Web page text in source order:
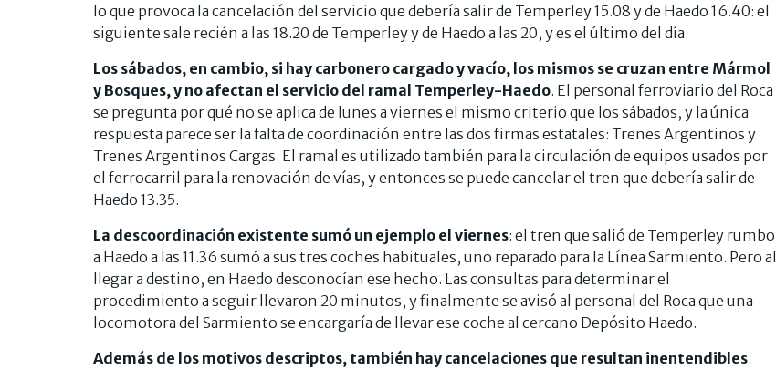
lo que provoca la cancelación del servicio que debería salir de Temperley 15.08 y de Haedo 16.40: el
siguiente sale recién a las 18.20 de Temperley y de Haedo a las 20, y es el último del día.
Los sábados, en cambio, si hay carbonero cargado y vacío, los mismos se cruzan entre Mármol
y Bosques, y no afectan el servicio del ramal Temperley-Haedo. El personal ferroviario del Roca
se pregunta por qué no se aplica de lunes a viernes el mismo criterio que los sábados, y la única
respuesta parece ser la falta de coordinación entre las dos firmas estatales: Trenes Argentinos y
Trenes Argentinos Cargas. El ramal es utilizado también para la circulación de equipos usados por
el ferrocarril para la renovación de vías, y entonces se puede cancelar el tren que debería salir de
Haedo 13.35.
La descoordinación existente sumó un ejemplo el viernes: el tren que salió de Temperley rumbo
a Haedo a las 11.36 sumó a sus tres coches habituales, uno reparado para la Línea Sarmiento. Pero al
llegar a destino, en Haedo desconocían ese hecho. Las consultas para determinar el
procedimiento a seguir llevaron 20 minutos, y finalmente se avisó al personal del Roca que una
locomotora del Sarmiento se encargaría de llevar ese coche al cercano Depósito Haedo.
Además de los motivos descriptos, también hay cancelaciones que resultan inentendibles.